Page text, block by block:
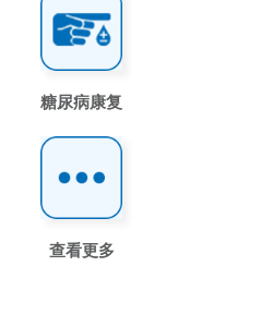
糖尿病康复
查看更多